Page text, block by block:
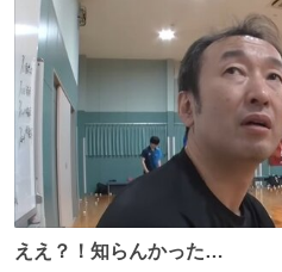
数
ええ？！知らんかった…